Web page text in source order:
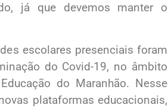
já que devemos manter o
escolares presenciais foram
do Covid-19, no âmbito
do Maranhão. Nesse
plataformas educacionais,